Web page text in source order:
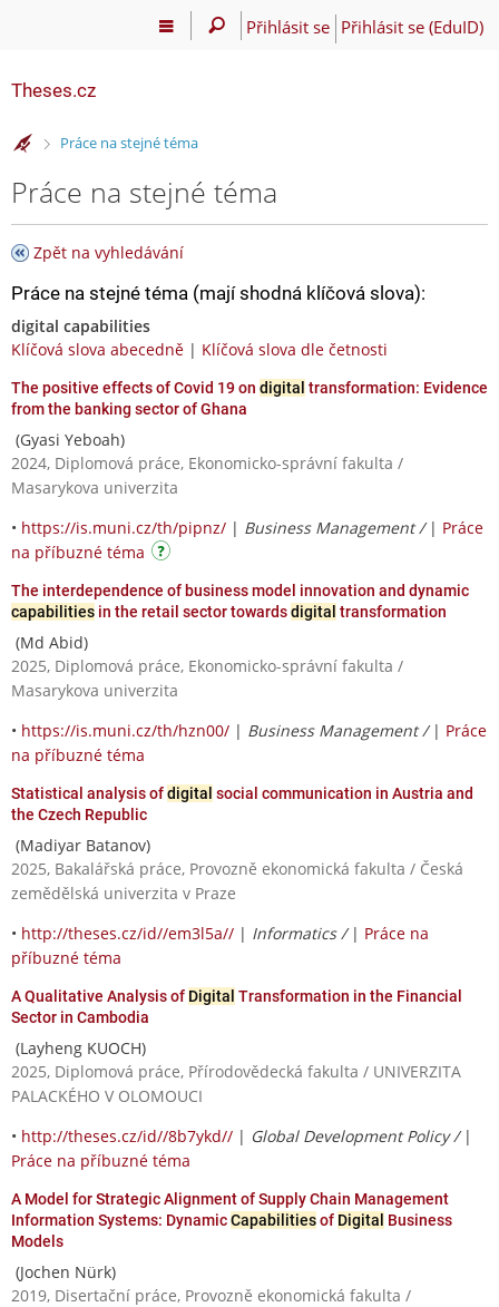
Přihlásit se Přihlásit se (EduID)
Theses.cz
>Práce na stejné téma
Práce na stejné téma
Zpět na vyhledávání
Práce na stejné téma (mají shodná klíčová slova):
digital capabilities
Klíčová slova abecedně | Klíčová slova dle četnosti
The positive effects of Covid 19 on digital transformation: Evidence
from the banking sector of Ghana
(Gyasi Yeboah)
2024, Diplomová práce, Ekonomicko-správní fakulta /
Masarykova univerzita
• https://is.muni.cz/th/pipnz/ | Business Management / | Práce
na příbuzné téma
The interdependence of business model innovation and dynamic
capabilities in the retail sector towardsdigital transformation
(Md Abid)
2025, Diplomová práce, Ekonomicko-správní fakulta /
Masarykova univerzita
• https://is.muni.cz/th/hzn00/ | Business Management / | Práce
na příbuzné téma
Statistical analysis ofdigital social communication in Austria and
the Czech Republic
(Madiyar Batanov)
2025, Bakalářská práce, Provozně ekonomická fakulta / Česká
zemědělská univerzita v Praze
• http://theses.cz/id//em3l5a// | Informatics / | Práce na
příbuzné téma
A Qualitative Analysis of Digital Transformation in the Financial
Sector in Cambodia
(Layheng KUOCH)
2025, Diplomová práce, Přírodovědecká fakulta / UNIVERZITA
PALACKÉHO V OLOMOUCI
• http://theses.cz/id//8b7ykd// | Global Development Policy / |
Práce na příbuzné téma
A Model for Strategic Alignment of Supply Chain Management
Information Systems: DynamicCapabilitiesof Digital Business
Models
(Jochen Nürk)
2019, Disertační práce, Provozně ekonomická fakulta /